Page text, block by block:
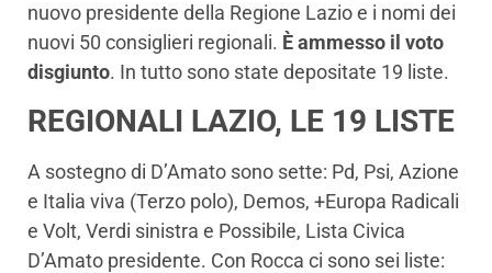
nuovo presidente della Regione Lazio e i nomi dei
nuovi 50 consiglieri regionali. È ammesso il voto
disgiunto. In tutto sono state depositate 19 liste.
REGIONALI LAZIO, LE 19 LISTE
A sostegno di D’Amato sono sette: Pd, Psi, Azione
e Italia viva (Terzo polo), Demos, +Europa Radicali
e Volt, Verdi sinistra e Possibile, Lista Civica
D’Amato presidente. Con Rocca ci sono sei liste: